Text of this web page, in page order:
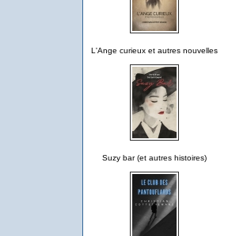
L'Ange curieux et autres nouvelles
Suzy bar (et autres histoires)